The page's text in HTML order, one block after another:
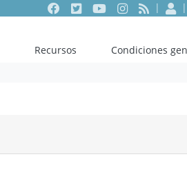
Facebook
TwitterYoutubeInstagram
RSS
Recursos
Condiciones